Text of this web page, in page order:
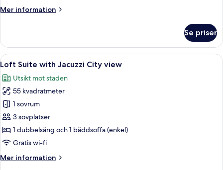
Mer information
Mer
Suite
City
view
Se priser
Öppna
alla
foton
för
Loft
Suite
with
Jacuzzi
view
Ett rymligt vardagsrum med en stor
15
Loft Suite with Jacuzzi City view
Utsikt mot staden
55 kvadratmeter
1 sovrum
3 sovplatser
1 dubbelsäng och 1 bäddsoffa (enkel)
Gratis wi-fi
Mer information
Mer